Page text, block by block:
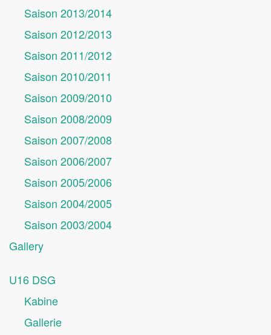
Saison 2013/2014
Saison 2012/2013
Saison 2011/2012
Saison 2010/2011
Saison 2009/2010
Saison 2008/2009
Saison 2007/2008
Saison 2006/2007
Saison 2005/2006
Saison 2004/2005
Saison 2003/2004
Gallery
U16 DSG
Kabine
Gallerie